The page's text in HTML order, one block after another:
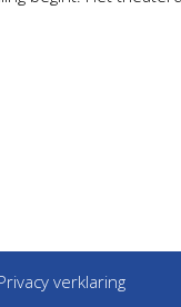
verklaring